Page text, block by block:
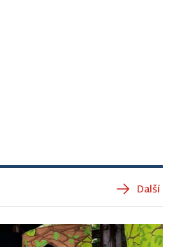
Další